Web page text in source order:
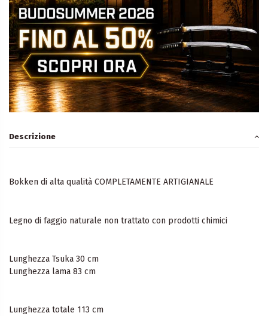
Descrizione
Bokken di alta qualità COMPLETAMENTE ARTIGIANALE
Legno di faggio naturale non trattato con prodotti chimici
Lunghezza Tsuka 30 cm
Lunghezza lama 83 cm
Lunghezza totale 113 cm